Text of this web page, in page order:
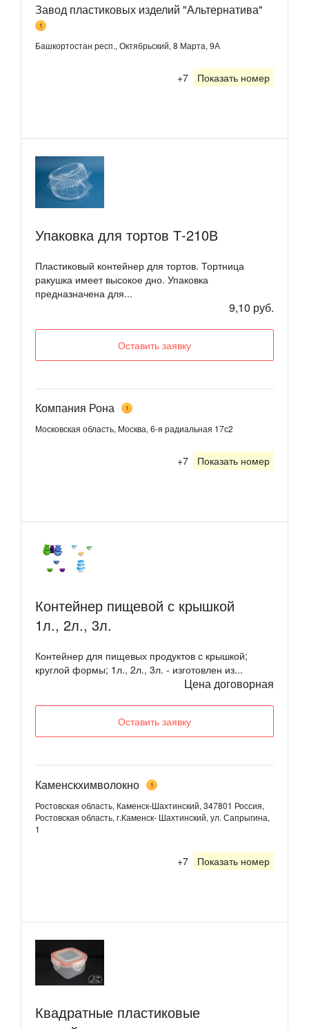
Завод пластиковых изделий "Альтернатива"
1
Башкортостан респ., Октябрьский, 8 Марта, 9А
+7 Показать номер
Упаковка для тортов Т-210В
Пластиковый контейнер для тортов. Тортница
ракушка имеет высокое дно. Упаковка
предназначена для...
9,10 руб.
Оставить заявку
Компания Рона 1
Московская область, Москва, 6-я радиальная 17с2
+7 Показать номер
Контейнер пищевой с крышкой
1л., 2л., 3л.
Контейнер для пищевых продуктов с крышкой;
круглой формы; 1л., 2л., 3л. - изготовлен из...
Цена договорная
Оставить заявку
Каменскхимволокно 1
Ростовская область, Каменск-Шахтинский, 347801 Россия,
Ростовская область, г.Каменск- Шахтинский, ул. Сапрыгина,
1
+7 Показать номер
Квадратные пластиковые